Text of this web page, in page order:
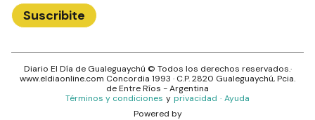
Suscribite
Diario El Día de Gualeguaychú © Todos los derechos reservados.·
www.eldiaonline.com Concordia 1993 · C.P.2820 Gualeguaychú, Pcia.
deEntre Ríos - Argentina
Términos y condiciones y privacidad · Ayuda
Powered by